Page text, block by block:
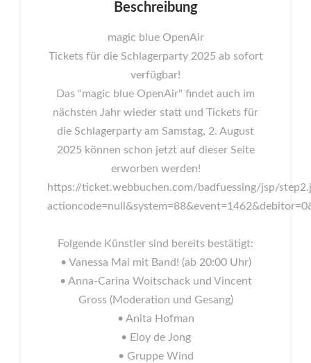
Beschreibung
magic blue OpenAir
Tickets für die Schlagerparty 2025 ab sofort
verfügbar!
Das "magic blue OpenAir" findet auch im
nächsten Jahr wieder statt und Tickets für
die Schlagerparty am Samstag, 2. August
2025 können schon jetzt auf dieser Seite
erworben werden!
https://ticket.webbuchen.com/badfuessing/jsp/
Folgende Künstler sind bereits bestätigt:
• Vanessa Mai mit Band! (ab 20:00 Uhr)
• Anna-Carina Woitschack und Vincent
Gross (Moderation und Gesang)
• Anita Hofman
• Eloy de Jong
• Gruppe Wind